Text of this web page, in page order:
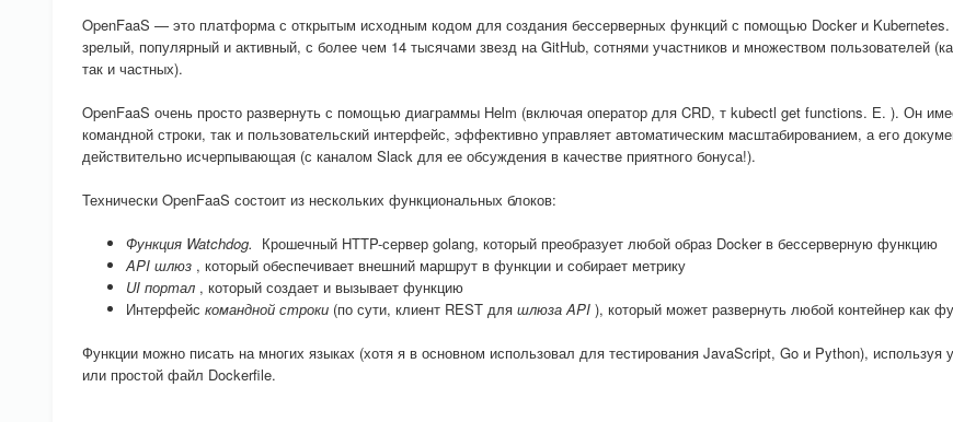
OpenFaaS — это платформа с открытым исходным кодом для создания бессерверных функций с помощью Docker и
зрелый, популярный и активный, с более чем 14 тысячами звезд на GitHub, сотнями участников и множеством пользователей
так и частных).
OpenFaaS очень просто развернуть с помощью диаграммы Helm (включая оператор для CRD, т kubectl get functions. Е. ). Он
командной строки, так и пользовательский интерфейс, эффективно управляет автоматическим масштабированием, а его
действительно исчерпывающая (с каналом Slack для ее обсуждения в качестве приятного бонуса!).
Технически OpenFaaS состоит из нескольких функциональных блоков:
Функция Watchdog. Крошечный HTTP-сервер golang, который преобразует любой образ Docker в бессерверную функцию
API шлюз , который обеспечивает внешний маршрут в функции и собирает метрику
UI портал , который создает и вызывает функцию
Интерфейс командной строки (по сути, клиент REST для шлюза API ), который может развернуть любой контейнер как
Функции можно писать на многих языках (хотя я в основном использовал для тестирования JavaScript, Go и Python),
или простой файл Dockerfile.